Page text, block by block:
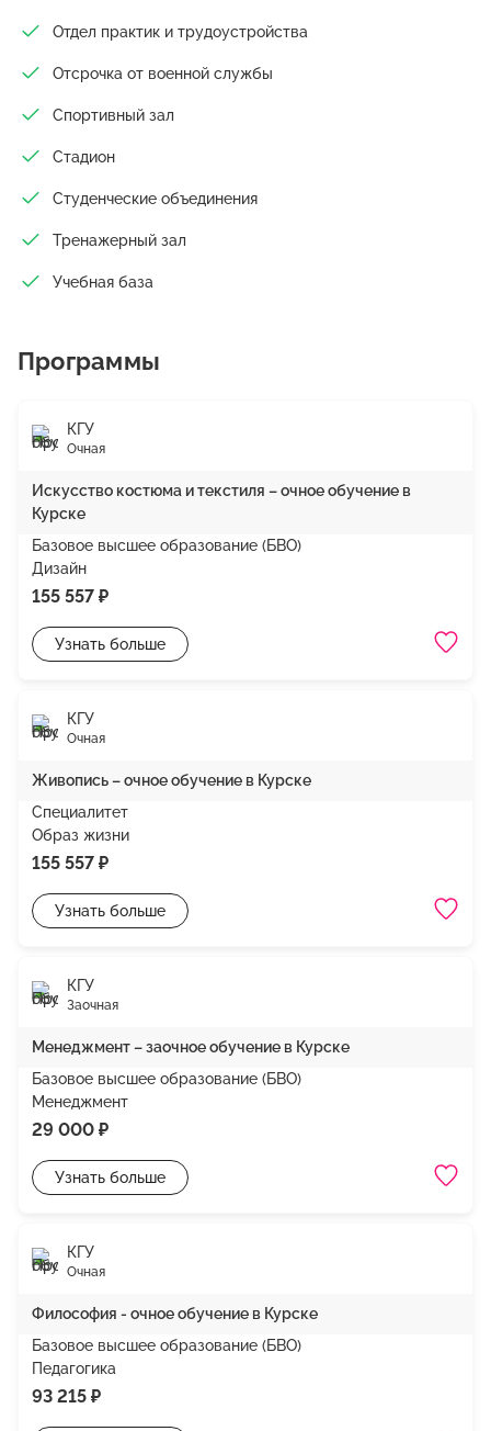
Иностранные языки
1 программа обучения
Маркетинг
1 программа обучения
Создание контента
1 программа обучения
нанотехнологические исследования.
Отдел практик и трудоустройства
Отсрочка от военной службы
Спортивный зал
Стадион
Студенческие объединения
Тренажерный зал
Учебная база
Программы
КГУ
Очная
Искусство костюма и текстиля – очное обучение в
Курске
Базовое высшее образование (БВО)
Дизайн
155 557 ₽
Узнать больше
КГУ
Очная
Живопись – очное обучение в Курске
Специалитет
Образ жизни
155 557 ₽
Узнать больше
КГУ
Заочная
Менеджмент – заочное обучение в Курске
Базовое высшее образование (БВО)
Менеджмент
29 000 ₽
Узнать больше
КГУ
Очная
Философия - очное обучение в Курске
Базовое высшее образование (БВО)
Педагогика
93 215 ₽